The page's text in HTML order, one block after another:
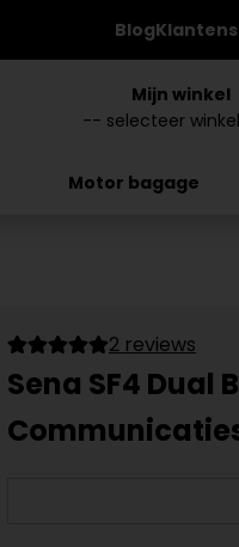
Blog
Mijn winkel
Motor bagage
2 reviews
Sena SF4 Dual